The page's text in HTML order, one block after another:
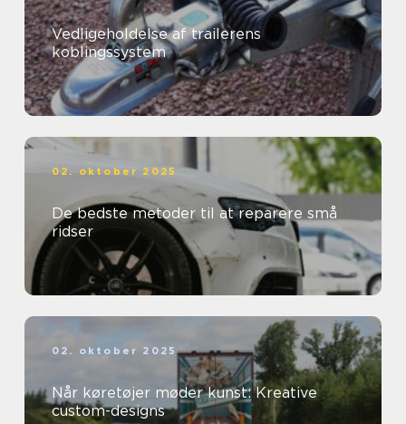
Vedligeholdelse af trailerens
koblingssystem
02. oktober 2025
De bedste metoder til at reparere små
ridser
02. oktober 2025
Når køretøjer møder kunst: Kreative
custom-designs